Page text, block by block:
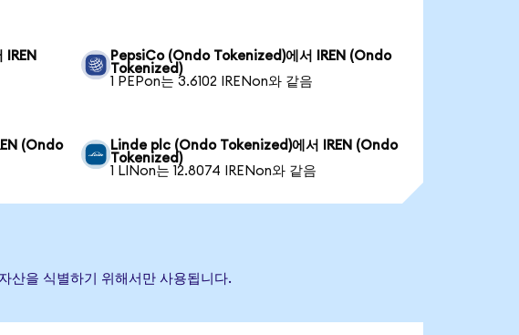
PepsiCo (Ondo Tokenized)에서 IREN (Ondo
Tokenized)
1 PEPon는 3.6102 IRENon와 같음
(Ondo
Linde plc (Ondo Tokenized)에서 IREN (Ondo
Tokenized)
1 LINon는 12.8074 IRENon와 같음
산을 식별하기 위해서만 사용됩니다.